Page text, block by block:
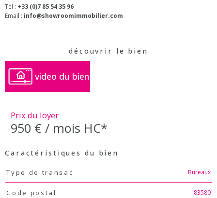
Tél : +33 (0)7 85 54 35 96
Email : info@showroomimmobilier.com
découvrir le bien
video du bien
Prix du loyer
950 € / mois HC*
Caractéristiques du bien
Caractéristiques Valeurs
Type de transac Bureaux
Code postal 83580